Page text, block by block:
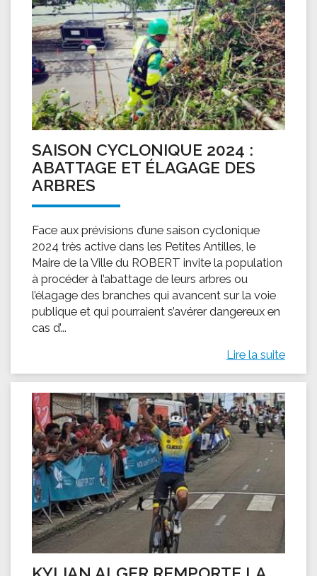
SAISON CYCLONIQUE 2024 :
ABATTAGE ET ÉLAGAGE DES
ARBRES
Face aux prévisions d’une saison cyclonique
2024 très active dans les Petites Antilles, le
Maire de la Ville du ROBERT invite la population
à procéder à l’abattage de leurs arbres ou
l’élagage des branches qui avancent sur la voie
publique et qui pourraient s’avérer dangereux en
cas d’...
Lire la suite